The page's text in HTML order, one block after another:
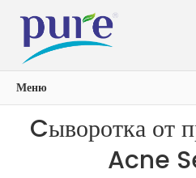
Меню
Cыворотка
Acne